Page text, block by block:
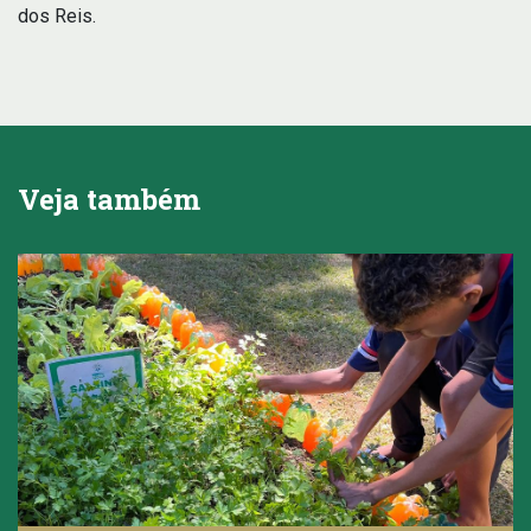
dos Reis.
Veja também